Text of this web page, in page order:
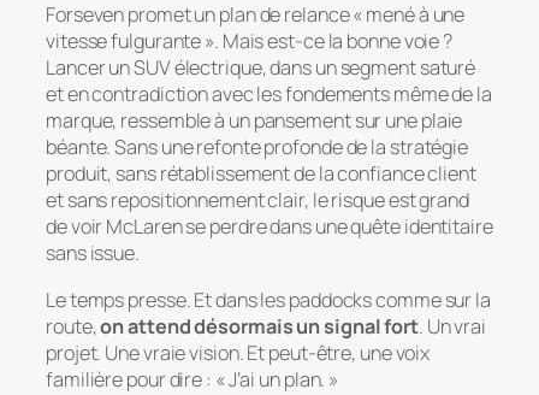
Forseven promet un plan de relance « mené à une
vitesse fulgurante ». Mais est-ce la bonne voie ?
Lancer un SUV électrique, dans un segment saturé
et en contradiction avec les fondements même de la
marque, ressemble à un pansement sur une plaie
béante. Sans une refonte profonde de la stratégie
produit, sans rétablissement de la confiance client
et sans repositionnement clair, le risque est grand
de voir McLaren se perdre dans une quête identitaire
sans issue.
Le temps presse. Et dans les paddocks comme sur la
route,on attend désormais un signal fort. Un vrai
projet. Une vraie vision. Et peut-être, une voix
familière pour dire : « J’ai un plan. »